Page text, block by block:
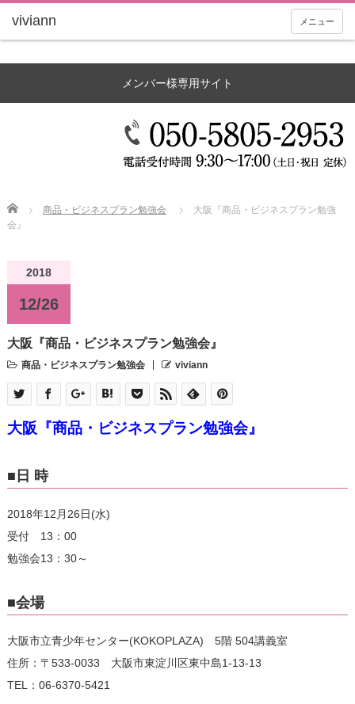
メニュー
メンバー様専用サイト
Home 商品・ビジネスプラン勉強会
大阪『商品・ビジネスプラン勉強
会』
2018
12/26
大阪『商品・ビジネスプラン勉強会』
商品・ビジネスプラン勉強会 viviann
大阪『商品・ビジネスプラン勉強会』
■日 時
2018年12月26日(水)
受付 13：00
勉強会13：30～
■会場
大阪市立青少年センター(KOKOPLAZA) 5階 504講義室
住所：〒533-0033 大阪市東淀川区東中島1-13-13
TEL：06-6370-5421